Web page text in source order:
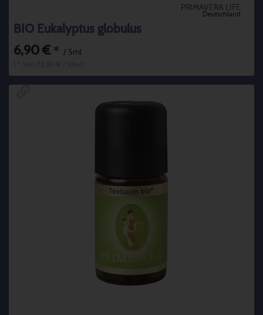
PRIMAVERA LIFE
Deutschland
BIO Eukalyptus globulus
6,90 € * / 5ml